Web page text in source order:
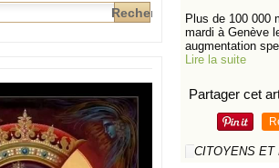
Plus de 100 000
mardi à Genève
augmentation
Lire la suite
Partager cet
CITOYENS ET